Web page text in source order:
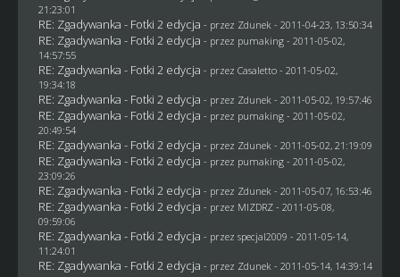
21:23:01
RE: Zgadywanka - Fotki 2 edycja - przez Zdunek - 2011-04-23, 13:50:34
RE: Zgadywanka - Fotki 2 edycja - przez pumaking- 2011-05-02,
14:57:55
RE: Zgadywanka - Fotki 2 edycja - przez Casaletto- 2011-05-02,
19:34:18
RE: Zgadywanka - Fotki 2 edycja - przez Zdunek - 2011-05-02, 19:57:46
RE: Zgadywanka - Fotki 2 edycja - przez pumaking- 2011-05-02,
20:49:54
RE: Zgadywanka - Fotki 2 edycja - przez Zdunek - 2011-05-02, 21:19:09
RE: Zgadywanka - Fotki 2 edycja - przez pumaking- 2011-05-02,
23:09:26
RE: Zgadywanka - Fotki 2 edycja - przez Zdunek - 2011-05-07, 16:53:46
RE: Zgadywanka - Fotki 2 edycja - przez MIZDRZ- 2011-05-08,
09:59:06
RE: Zgadywanka - Fotki 2 edycja - przez specjal2009 - 2011-05-14,
11:24:01
RE: Zgadywanka - Fotki 2 edycja - przez Zdunek - 2011-05-14, 14:39:14